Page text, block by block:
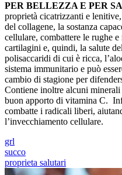
PER BELLEZZA E PER
proprietà cicatrizzanti e
del collagene, la sostanza
cellulare, combattere le rughe
cartilagini e, quindi, la salute
polisaccaridi di cui è ricca,
sistema immunitario e può
cambio di stagione per
Contiene inoltre alcuni
buon apporto di vitamina C.
combatte i radicali liberi,
l’invecchiamento cellulare.
grl
succo
proprieta salutari